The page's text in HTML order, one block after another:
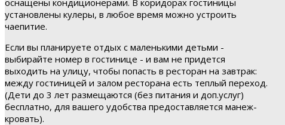
оснащены кондиционерами. В коридорах гостиницы
установлены кулеры, в любое время можно устроить
чаепитие.
Если вы планируете отдых с маленькими детьми -
выбирайте номер в гостинице - и вам не придется
выходить на улицу, чтобы попасть в ресторан на завтрак:
между гостиницей и залом ресторана есть теплый переход.
(Дети до 3 лет размещаются (без питания и доп.услуг)
бесплатно, для вашего удобства предоставляется манеж-
кровать).